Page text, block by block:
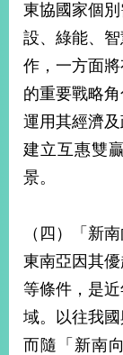
東協國家個
設、綠能、
作，一方面
的重要戰略
運用其經濟
建立互惠雙
景。
（四）「新
東南亞因其
等條件，是
域。以往我
而隨「新南